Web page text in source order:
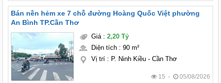
Bán nền hẻm xe 7 chỗ đường Hoàng Quốc Việt phường
An Bình TP.Cần Thơ
Giá: 2,20 Tỷ
Diện tích: 90 m²
Vị trí: P. Ninh Kiều - Cần Thơ
15 - 05/08/2026